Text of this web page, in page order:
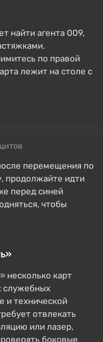
найти агента 009,
по правой
лежит на столе с
перемещения по
продолжайте идти
перед синей
чтобы
несколько карт
служебных
и технической
отвлекать
или лазер,
боковые